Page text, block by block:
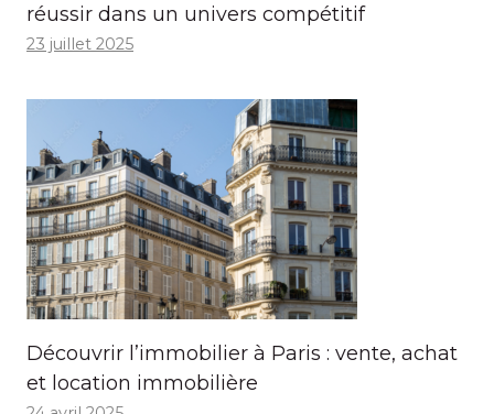
réussir dans un univers compétitif
23 juillet 2025
Découvrir l’immobilier à Paris : vente, achat
et location immobilière